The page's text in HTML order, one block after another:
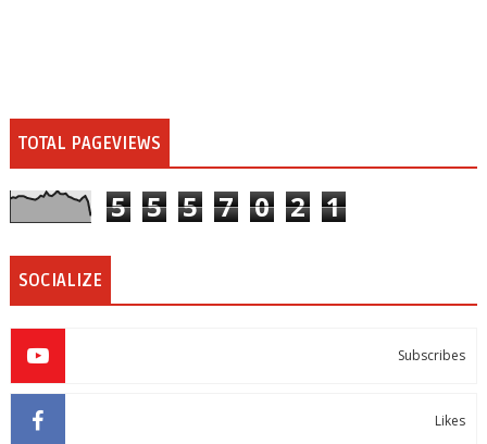
TOTAL PAGEVIEWS
5 5 5 7 0 2 1
SOCIALIZE
Subscribes
Likes